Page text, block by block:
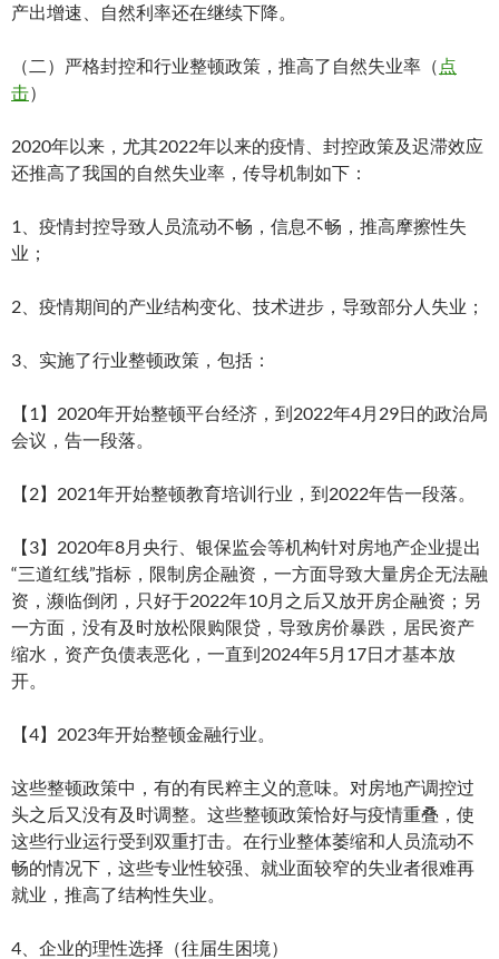
产出增速、自然利率还在继续下降。
（二）严格封控和行业整顿政策，推高了自然失业率（ 点
击）
2020年以来，尤其2022年以来的疫情、封控政策及迟滞效应
还推高了我国的自然失业率，传导机制如下：
1、疫情封控导致人员流动不畅，信息不畅，推高摩擦性失
业；
2、疫情期间的产业结构变化、技术进步，导致部分人失业；
3、实施了行业整顿政策，包括：
【1】2020年开始整顿平台经济，到2022年4月29日的政治局
会议，告一段落。
【2】2021年开始整顿教育培训行业，到2022年告一段落。
【3】2020年8月央行、银保监会等机构针对房地产企业提出
“三道红线”指标，限制房企融资，一方面导致大量房企无法融
资，濒临倒闭，只好于2022年10月之后又放开房企融资；另
一方面，没有及时放松限购限贷，导致房价暴跌，居民资产
缩水，资产负债表恶化，一直到2024年5月17日才基本放
开。
【4】2023年开始整顿金融行业。
这些整顿政策中，有的有民粹主义的意味。对房地产调控过
头之后又没有及时调整。这些整顿政策恰好与疫情重叠，使
这些行业运行受到双重打击。在行业整体萎缩和人员流动不
畅的情况下，这些专业性较强、就业面较窄的失业者很难再
就业，推高了结构性失业。
4、企业的理性选择（往届生困境）